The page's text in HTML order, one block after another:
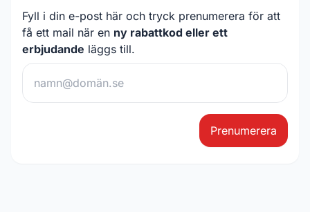
Fyll i din e-post här och tryck prenumerera för att
få ett mail när en ny rabattkod eller ett
erbjudande läggs till.
Prenumerera